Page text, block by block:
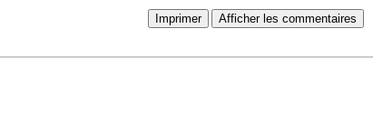
Imprimer Afficher les commentaires